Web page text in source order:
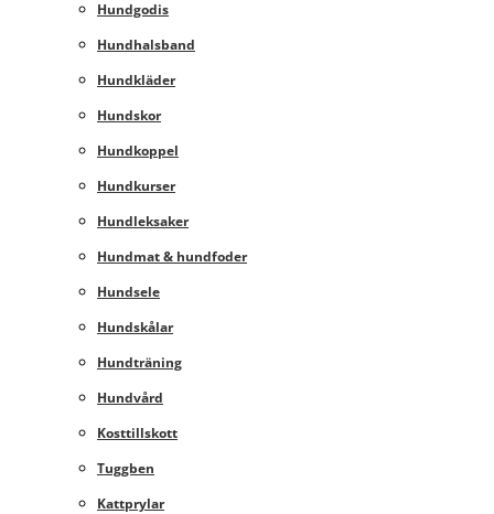
Hundgodis
Hundhalsband
Hundkläder
Hundskor
Hundkoppel
Hundkurser
Hundleksaker
Hundmat & hundfoder
Hundsele
Hundskålar
Hundträning
Hundvård
Kosttillskott
Tuggben
Kattprylar